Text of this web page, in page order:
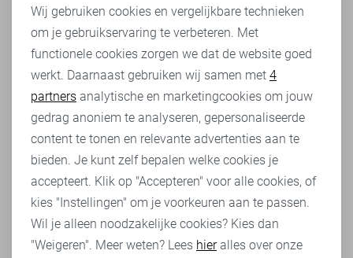
Personalisatie cookies
Analytische cookies
Marketing cookies
Wij gebruiken cookies en vergelijkbare technieken
om je gebruikservaring te verbeteren. Met
functionele cookies zorgen we dat de website goed
werkt. Daarnaast gebruiken wij samen met 4
partners analytische en marketingcookies om jouw
gedrag anoniem te analyseren, gepersonaliseerde
content te tonen en relevante advertenties aan te
bieden. Je kunt zelf bepalen welke cookies je
accepteert. Klik op "Accepteren" voor alle cookies, of
kies "Instellingen" om je voorkeuren aan te passen.
Wil je alleen noodzakelijke cookies? Kies dan
"Weigeren". Meer weten? Lees hieralles over onze